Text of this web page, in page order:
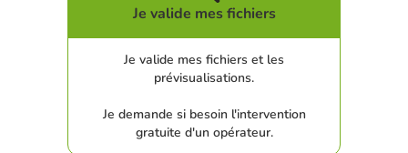
Je valide mes fichiers
Je valide mes fichiers et les
prévisualisations.
Je demande si besoin l'intervention
gratuite d'un opérateur.